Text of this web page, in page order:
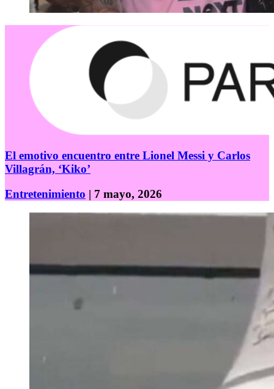
El emotivo encuentro entre Lionel Messi y Carlos
Villagrán, ‘Kiko’
Entretenimiento | 7 mayo, 2026